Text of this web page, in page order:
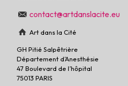
contact@artdanslacite.eu
Art dans la Cité
GH Pitié Salpêtrière
Département d’Anesthésie
47 Boulevard de l’hôpital
75013 PARIS